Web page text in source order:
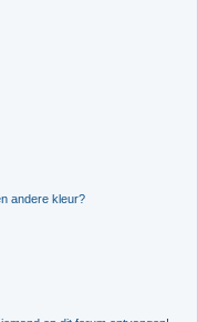
andere kleur?